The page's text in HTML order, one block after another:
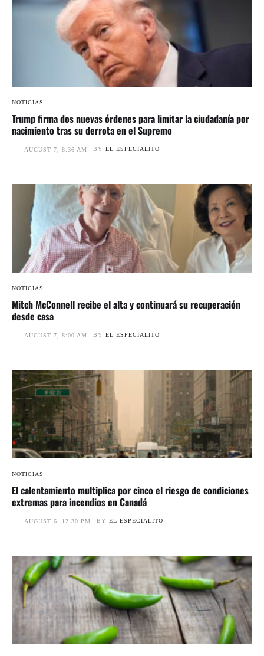
NOTICIAS
Trump firma dos nuevas órdenes para limitar la ciudadanía por
nacimiento tras su derrota en el Supremo
AUGUST 7, 8:36 AM BY EL ESPECIALITO
NOTICIAS
Mitch McConnell recibe el alta y continuará su recuperación
desde casa
AUGUST 7, 8:00 AM BY EL ESPECIALITO
NOTICIAS
El calentamiento multiplica por cinco el riesgo de condiciones
extremas para incendios en Canadá
AUGUST 6, 12:30 PM BY EL ESPECIALITO